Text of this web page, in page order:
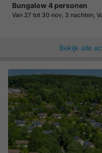
Bungalow 4 personen
Van 27 tot 30 nov, 3 nachten,
Bekijk alle